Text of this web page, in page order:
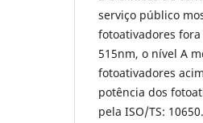
serviço público
fotoativadores
515nm, o nível A
fotoativadores
potência dos
pela ISO/TS: 10650.